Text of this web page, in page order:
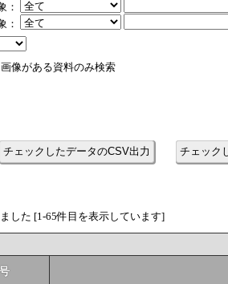
：
：
画像がある資料のみ検索
チェックしたデータのCSV出力 チェック
した [1-65件目を表示しています]